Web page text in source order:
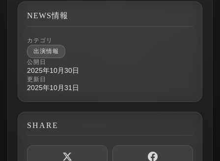
NEWS情報
カテゴリ
出演情報
公開日
2025年10月30日
更新日
2025年10月31日
SHARE